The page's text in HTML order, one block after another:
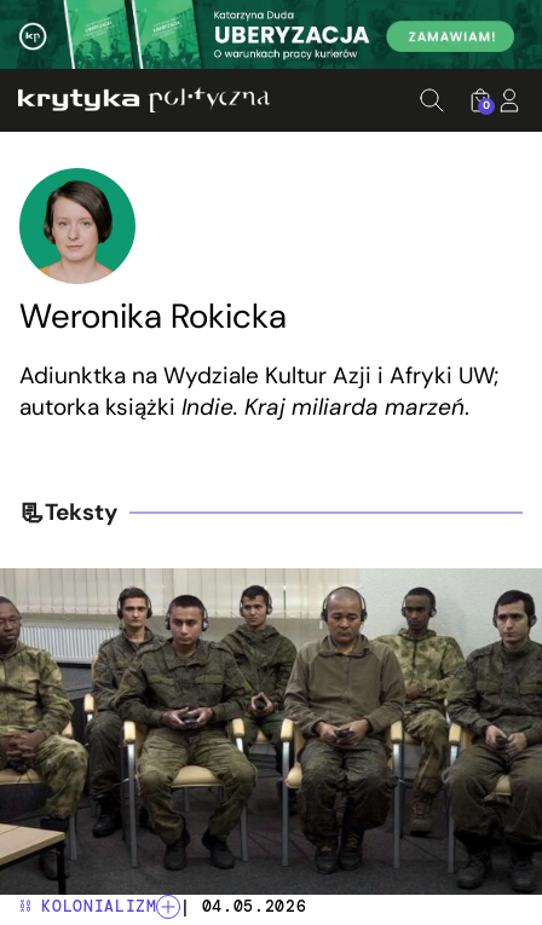
0
Weronika Rokicka
Adiunktka na Wydziale Kultur Azji i Afryki UW;
autorka książki Indie. Kraj miliarda marzeń.
Teksty
⛓️ KOLONIALIZM | 04.05.2026